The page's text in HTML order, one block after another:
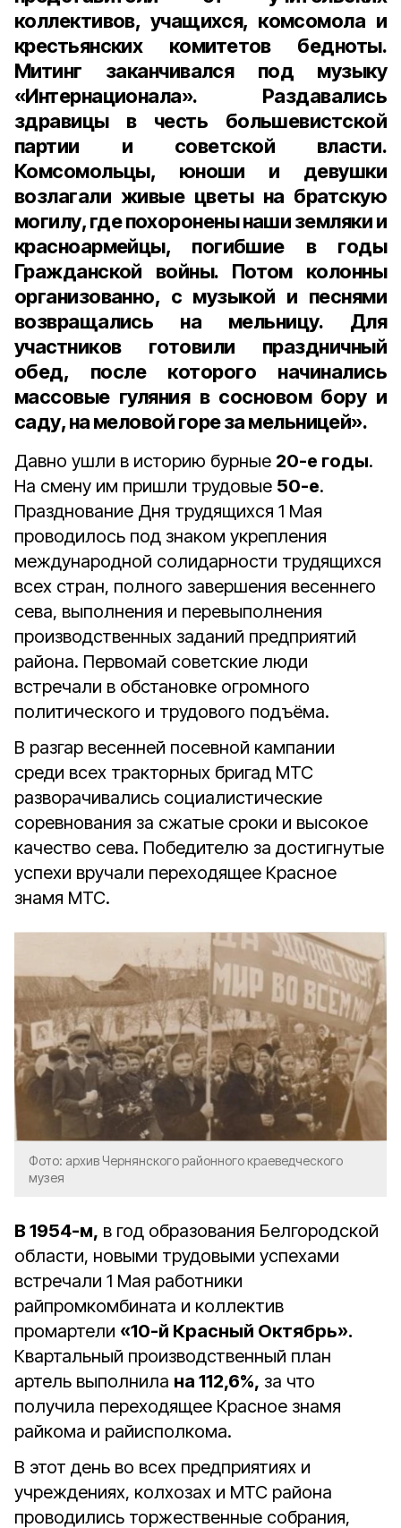
коллективов, учащихся, комсомола и
крестьянских комитетов бедноты.
Митинг заканчивался под музыку
«Интернационала». Раздавались
здравицы в честь большевистской
партии и советской власти.
Комсомольцы, юноши и девушки
возлагали живые цветы на братскую
могилу, где похоронены наши земляки и
красноармейцы, погибшие в годы
Гражданской войны. Потом колонны
организованно, с музыкой и песнями
возвращались на мельницу. Для
участников готовили праздничный
обед, после которого начинались
массовые гуляния в сосновом бору и
саду, на меловой горе за мельницей».
Давно ушли в историю бурные 20-е годы.
На смену им пришли трудовые 50-е.
Празднование Дня трудящихся 1 Мая
проводилось под знаком укрепления
международной солидарности трудящихся
всех стран, полного завершения весеннего
сева, выполнения и перевыполнения
производственных заданий предприятий
района. Первомай советские люди
встречали в обстановке огромного
политического и трудового подъёма.
В разгар весенней посевной кампании
среди всех тракторных бригад МТС
разворачивались социалистические
соревнования за сжатые сроки и высокое
качество сева. Победителю за достигнутые
успехи вручали переходящее Красное
знамя МТС.
Фото: архив Чернянского районного краеведческого
музея
В 1954-м, в год образования Белгородской
области, новыми трудовыми успехами
встречали 1 Мая работники
райпромкомбината и коллектив
промартели «10-й Красный Октябрь».
Квартальный производственный план
артель выполнила на 112,6%, за что
получила переходящее Красное знамя
райкома и райисполкома.
В этот день во всех предприятиях и
учреждениях, колхозах и МТС района
проводились торжественные собрания,